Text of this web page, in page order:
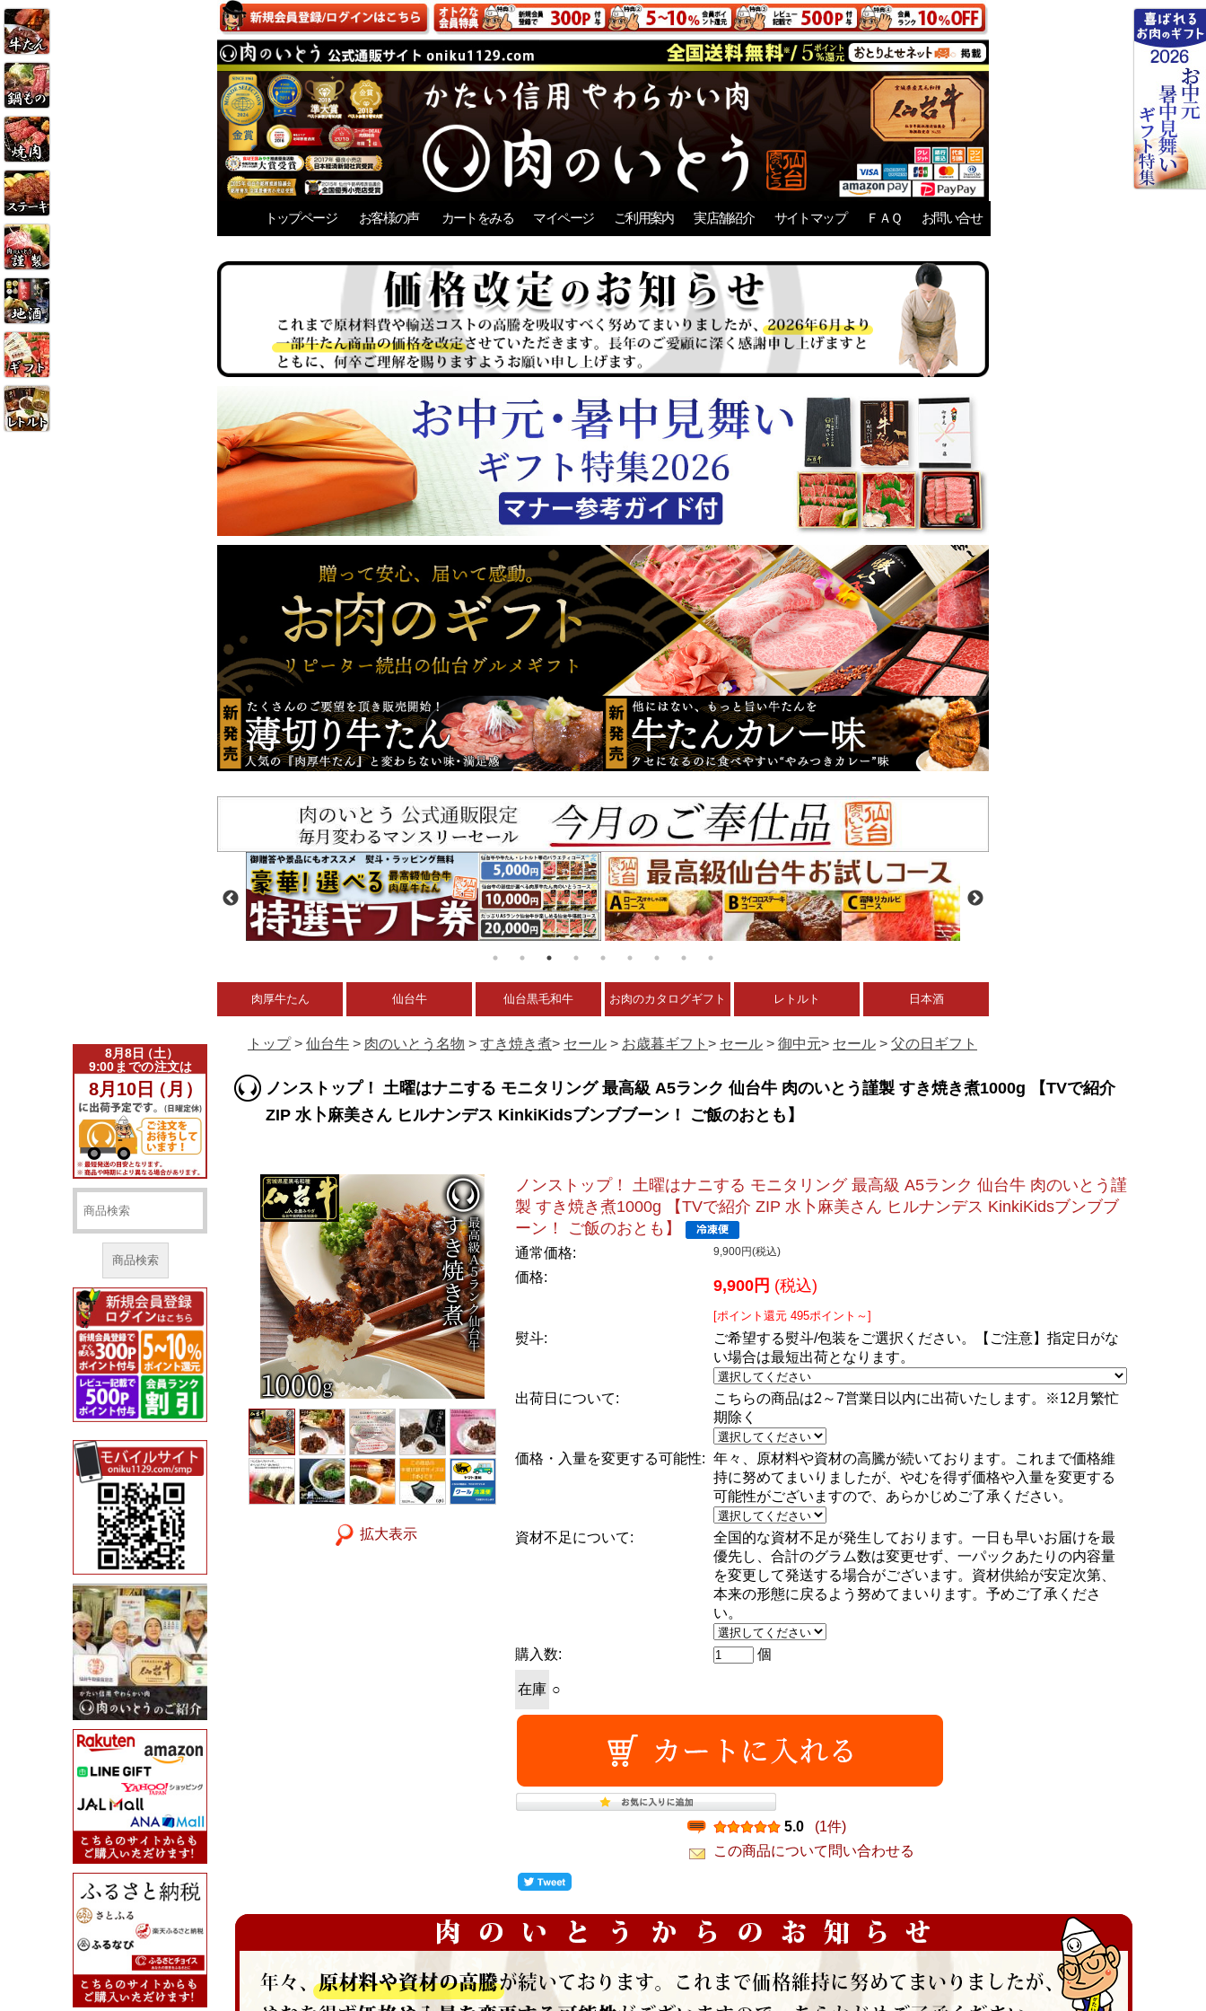
トップページ お客様の声 カートをみる マイページ ご利用案内 実店舗紹介 サイトマップ ＦＡＱ お問い合せ
肉厚牛たん 仙台牛 仙台黒毛和牛 お肉のカタログギフト レトルト 日本酒
商品検索
トップ > 仙台牛 > 肉のいとう名物 > すき焼き煮> セール > お歳暮ギフト > セール > 御中元> セール > 父の日ギフト
ノンストップ！ 土曜はナニする モニタリング 最高級 A5ランク 仙台牛 肉のいとう謹製 すき焼き煮1000g 【TVで紹介
ZIP 水卜麻美さん ヒルナンデス KinkiKidsブンブブーン！ ご飯のおとも】
拡大表示
ノンストップ！ 土曜はナニする モニタリング 最高級 A5ランク 仙台牛 肉のいとう謹
製 すき焼き煮1000g 【TVで紹介 ZIP 水卜麻美さん ヒルナンデス KinkiKidsブンブブ
ーン！ ご飯のおとも】
通常価格: 9,900円(税込)
価格: 9,900円 (税込)
[ポイント還元 495ポイント～]
熨斗:
ご希望する熨斗/包装をご選択ください。【ご注意】指定日がな
い場合は最短出荷となります。
出荷日について:
こちらの商品は2～7営業日以内に出荷いたします。※12月繁忙
期除く
価格・入量を変更する可能性: 年々、原材料や資材の高騰が続いております。これまで価格維
持に努めてまいりましたが、やむを得ず価格や入量を変更する
可能性がございますので、あらかじめご了承ください。
資材不足について:
全国的な資材不足が発生しております。一日も早いお届けを最
優先し、合計のグラム数は変更せず、一パックあたりの内容量
を変更して発送する場合がございます。資材供給が安定次第、
本来の形態に戻るよう努めてまいります。予めご了承くださ
い。
購入数: 個
在庫 ○
5.0
(1件)
この商品について問い合わせる